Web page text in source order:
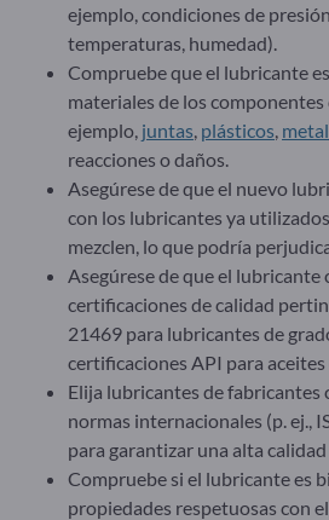
ejemplo, condiciones de
temperaturas, humedad).
Compruebe que el lubricante
materiales de los
ejemplo, juntas plásticos
reacciones o daños.
Asegúrese de que el nuevo
con los lubricantes ya
mezclen, lo que podría
Asegúrese de que el lubricante
certificaciones de calidad
21469 para lubricantes de
certificaciones API para aceites
Elija lubricantes de fabricantes
normas internacionales (p. ej.,
para garantizar una alta
Compruebe si el lubricante es
propiedades respetuosas con